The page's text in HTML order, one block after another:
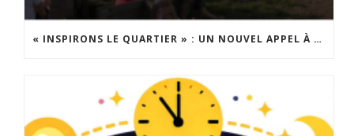
« INSPIRONS LE QUARTIER » : UN NOUVEL APPEL À PROJETS EST LANCÉ !